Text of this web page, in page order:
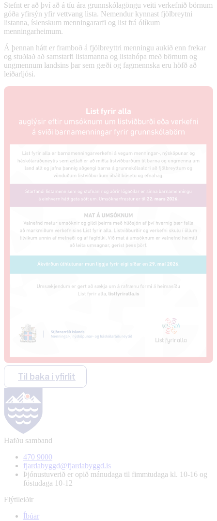
Stefnt er að því að á tíu ára grunnskólagöngu veiti verkefnið börnum
góða yfirsýn yfir vettvang lista. Nemendur kynnast fjölbreytni
listanna, íslenskum menningararfi og list frá ólíkum
menningarheimum.
Á þennan hátt er framboð á fjölbreyttri menningu aukið enn frekar
og stuðlað að samstarfi listamanna og listahópa með börnum og
ungmennum landsins þar sem gæði og fagmennska eru höfð að
leiðarljósi.
Til baka í yfirlit
Hafðu samband
470 9000
fjardabyggd@fjardabyggd.is
Þjónustuverið er opið mánudaga til fimmtudaga kl. 10-16 og
föstudaga 10-12
Flýtileiðir
Íbúar